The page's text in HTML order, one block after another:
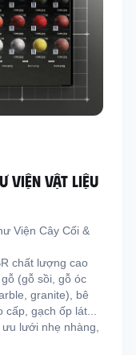
Thạnh,
VIỆN VẬT LIỆU
Viện Cây Cối &
chất lượng cao
(gỗ sồi, gỗ óc
granite), bê
gạch ốp lát...
lưới nhẹ nhàng,